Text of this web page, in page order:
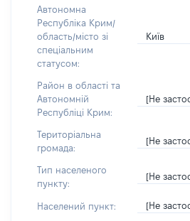
Автономна
Республіка Крим/
область/місто зі
спеціальним
статусом:
Київ
Район в області та
Автономній
Республіці Крим:
[Не
Територіальна
громада:
[Не
Тип населеного
пункту:
[Не
Населений пункт: [Не